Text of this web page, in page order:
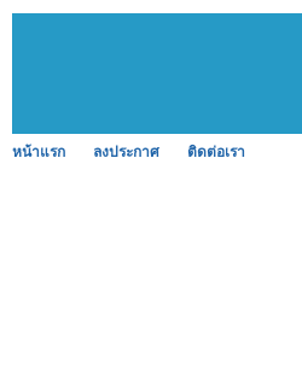
หน้าแรก ลงประกาศ ติดต่อเรา